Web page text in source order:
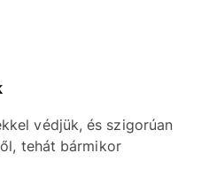
védjük, és szigorúan
tehát bármikor